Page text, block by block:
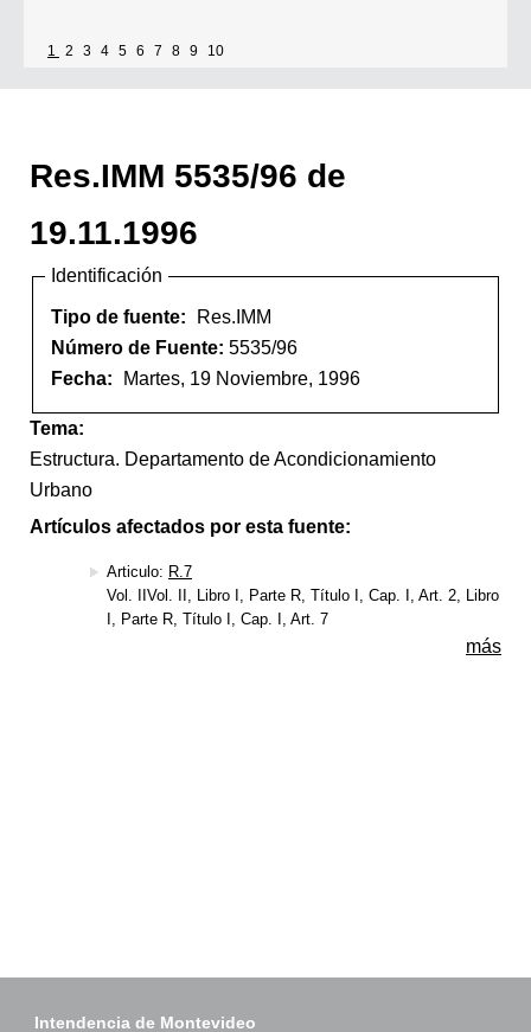
1 2 3 4 5 6 7 8 9 10
Res.IMM 5535/96 de
19.11.1996
Identificación
Tipo de fuente:
Res.IMM
Número de Fuente: 5535/96
Fecha:
Martes, 19 Noviembre, 1996
Tema:
Estructura. Departamento de Acondicionamiento
Urbano
Artículos afectados por esta fuente:
Articulo: R.7
Vol. IIVol. II, Libro I, Parte R, Título I, Cap. I, Art. 2, Libro
I, Parte R, Título I, Cap. I, Art. 7
más
Intendencia de Montevideo